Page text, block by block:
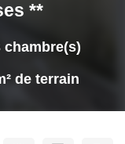
**
chambre(s)
de terrain